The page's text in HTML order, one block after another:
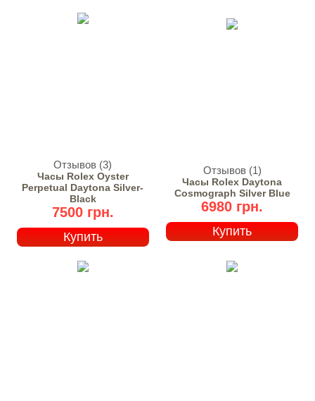
Отзывов (3)
Часы Rolex Oyster
Perpetual Daytona Silver-
Black
7500 грн.
Купить
Отзывов (1)
Часы Rolex Daytona
Cosmograph Silver Blue
6980 грн.
Купить